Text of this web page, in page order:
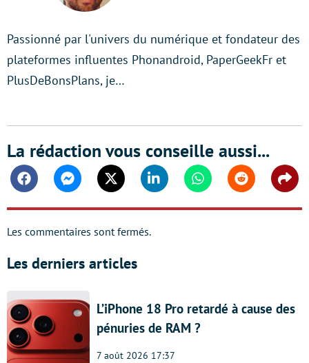
Passionné par l'univers du numérique et fondateur des
plateformes influentes Phonandroid, PaperGeekFr et
PlusDeBonsPlans, je…
La rédaction vous conseille aussi...
FacebookMessengerTwitter Linkedin WhatsappReddit
Les commentaires sont fermés.
Les derniers articles
L’iPhone 18 Pro retardé à cause des
pénuries de RAM ?
7 août 2026 17:37